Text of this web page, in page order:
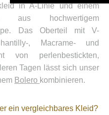
in A-Linie und einem
aus hochwertigem
Das Oberteil mit V-
, Macrame- und
von perlenbestickten,
Tagen lässt sich unser
Bolero kombinieren.
ein vergleichbares Kleid?